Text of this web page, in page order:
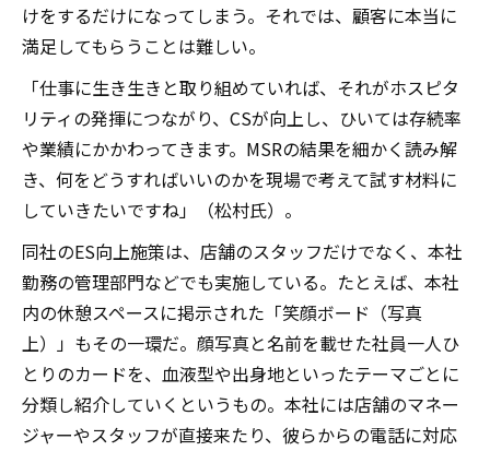
けをするだけになってしまう。それでは、顧客に本当に
満足してもらうことは難しい。
「仕事に生き生きと取り組めていれば、それがホスピタ
リティの発揮につながり、CSが向上し、ひいては存続率
や業績にかかわってきます。MSRの結果を細かく読み解
き、何をどうすればいいのかを現場で考えて試す材料に
していきたいですね」（松村氏）。
同社のES向上施策は、店舗のスタッフだけでなく、本社
勤務の管理部門などでも実施している。たとえば、本社
内の休憩スペースに掲示された「笑顔ボード（写真
上）」もその一環だ。顔写真と名前を載せた社員一人ひ
とりのカードを、血液型や出身地といったテーマごとに
分類し紹介していくというもの。本社には店舗のマネー
ジャーやスタッフが直接来たり、彼らからの電話に対応